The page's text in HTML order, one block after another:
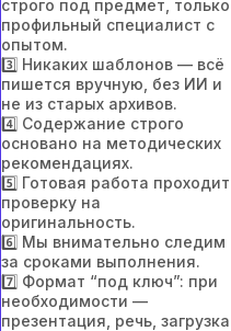
строго под предмет, только
профильный специалист с
опытом.
3️⃣ Никаких шаблонов — всё
пишется вручную, без ИИ и
не из старых архивов.
4️⃣ Содержание строго
основано на методических
рекомендациях.
5️⃣ Готовая работа проходит
проверку на
оригинальность.
6️⃣ Мы внимательно следим
за сроками выполнения.
7️⃣ Формат “под ключ”: при
необходимости —
презентация, речь, загрузка